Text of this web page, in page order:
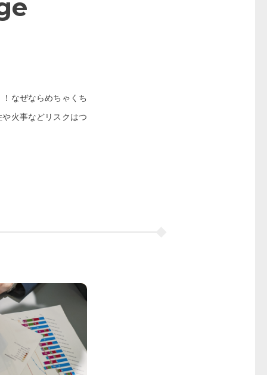
なぜならめちゃくち
火事などリスクはつ